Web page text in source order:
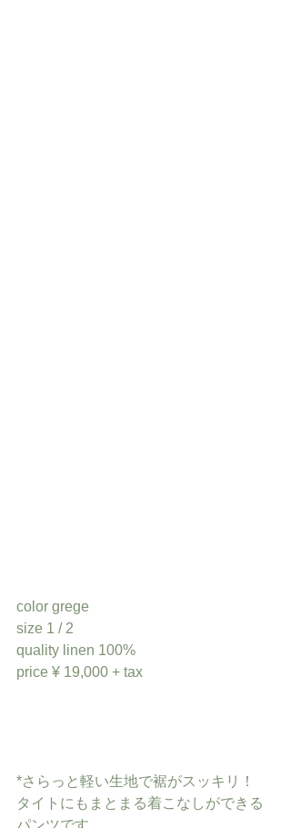
color grege
size 1 / 2
quality linen 100%
price ¥ 19,000 + tax
*さらっと軽い生地で裾がスッキリ！
タイトにもまとまる着こなしができる
パンツです。